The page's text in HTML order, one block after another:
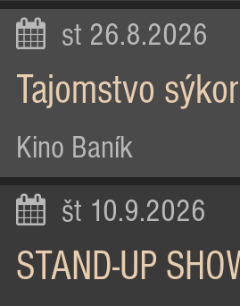
st 26.8.2026
Tajomstvo
Kino Baník
št 10.9.2026
STAND-UP